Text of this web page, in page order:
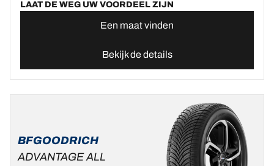
LAAT DE WEG UW VOORDEEL ZIJN
Een maat vinden
Bekijk de details
BFGOODRICH
ADVANTAGE ALL